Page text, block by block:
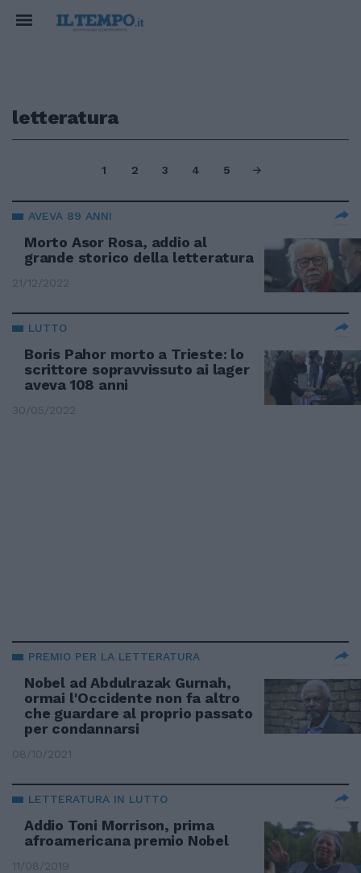
letteratura
1 2 3 4 5
AVEVA 89 ANNI
Morto Asor Rosa, addio al
grande storico della letteratura
21/12/2022
LUTTO
Boris Pahor morto a Trieste: lo
scrittore sopravvissuto ai lager
aveva 108 anni
30/05/2022
PREMIO PER LA LETTERATURA
Nobel ad Abdulrazak Gurnah,
ormai l'Occidente non fa altro
che guardare al proprio passato
per condannarsi
08/10/2021
LETTERATURA IN LUTTO
Addio Toni Morrison, prima
afroamericana premio Nobel
11/08/2019